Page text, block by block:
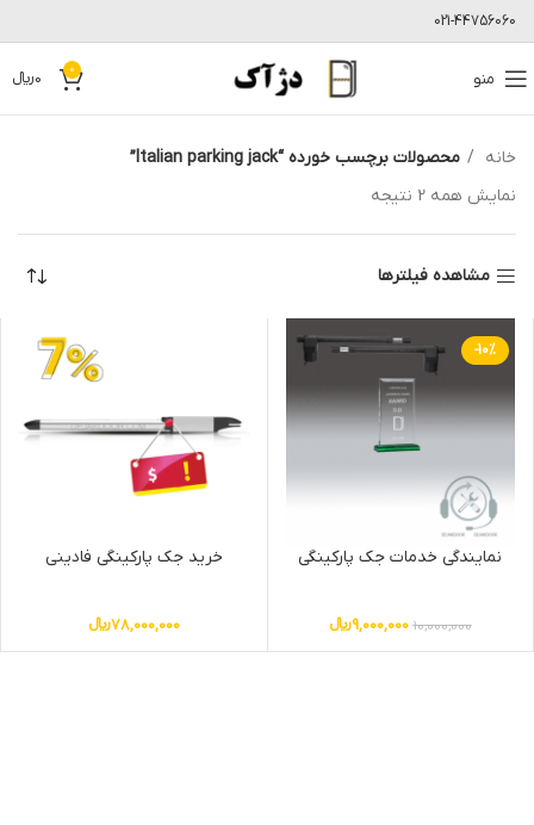
021-44756060
منو 0
0﷼
خانه
محصولات برچسب خورده “Italian parking jack”
نمایش همه 2 نتیجه
مشاهده فیلترها
-10%
نمایندگی خدمات جک پارکینگی
10,000,000
9,000,000﷼
خرید جک پارکینگی فادینی
78,000,000﷼